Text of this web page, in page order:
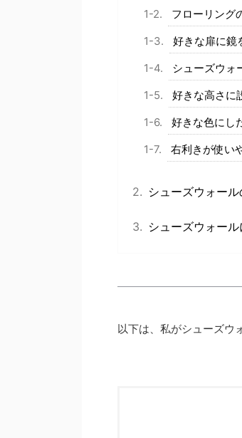
フローリング
好きな扉に鏡
シューズウォ
好きな高さに
好きな色にし
右利きが使い
シューズウォー
シューズウォー
以下は、私がシューズウ